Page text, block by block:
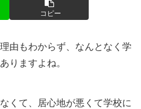
コピー
由もわからず、なんとなく学
りますよね。
くて、居心地が悪くて学校に